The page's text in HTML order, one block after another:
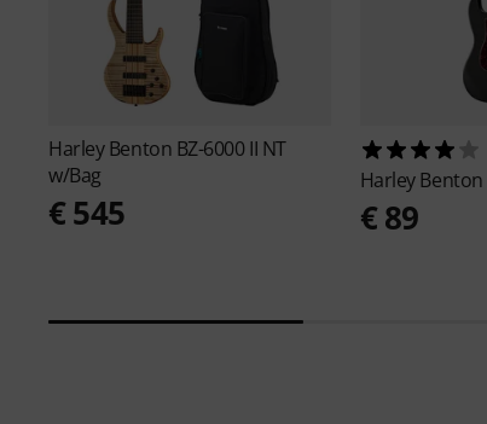
Harley Benton BZ-6000 II NT
w/Bag
€ 545
Harley Benton
€ 89